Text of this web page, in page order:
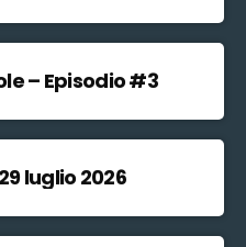
– Episodio #3
luglio 2026